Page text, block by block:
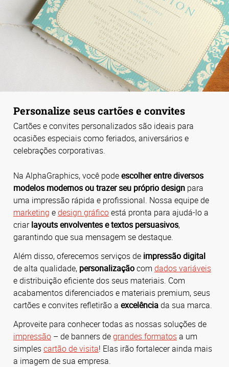
Personalize seus cartões e convites
Cartões e convites personalizados são ideais para
ocasiões especiais como feriados, aniversários e
celebrações corporativas.
Na AlphaGraphics, você podeescolher entre diversos
modelos modernos ou trazer seu próprio design para
uma impressão rápida e profissional. Nossa equipe de
marketing edesign gráficoestá pronta para ajudá-lo a
criarlayouts envolventes e textos persuasivos,
garantindo que sua mensagem se destaque.
Além disso, oferecemos serviços de impressão digital
de alta qualidade, personalizaçãocom dados variáveis
e distribuição eficiente dos seus materiais. Com
acabamentos diferenciados e materiais premium, seus
cartões e convites refletirão a excelênciada sua marca.
Aproveite para conhecer todas as nossas soluções de
impressão – de banners degrandes formatosa um
simplescartão de visita! Elas irão fortalecer ainda mais
a imagem de sua empresa.